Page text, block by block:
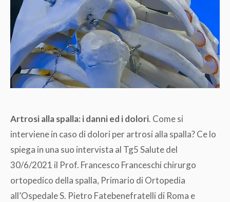
Artrosi alla spalla: i danni ed i dolori. Come si
interviene in caso di dolori per artrosi alla spalla? Ce lo
spiega in una suo intervista al Tg5 Salute del
30/6/2021 il Prof. Francesco Franceschi chirurgo
ortopedico della spalla, Primario di Ortopedia
all’Ospedale S. Pietro Fatebenefratelli di Roma e